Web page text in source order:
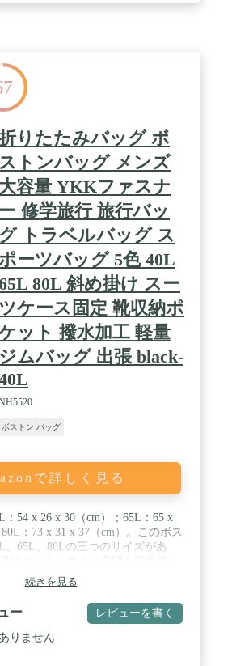
ます。もう一方側面のポケットに
帯、筆記用具などが収納でき、小
とても便利な機能になっていま
トにもお勧めの一品 】本革だから
ろんな場合に使えます。大切な人
て多くのお客様にご愛用いただき
レンタインデイー、クリスマス、
贈り物にも最適です。プレゼント
です。 / 【安心保証】商品をご購
証サービスが付いています、保証
や故障等が発生したら、無料交換
対応致します。
りたたみバッグ ボ
ストンバッグ メンズ
大容量 YKKファスナ
ー 修学旅行 旅行バッ
グ トラベルバッグ ス
ーツバッグ 5色 40L
80L 斜め掛け スー
ツケース固定 靴収納ポ
ット 撥水加工 軽量
ジムバッグ 出張 black-
ボストン バッグ
で詳しく見る
：54 x 26 x 30（cm）；65L：65 x
：73 x 31 x 37（cm）。このボス
、65L、80Lの三つのサイズがあ
ットもつき、濡れた靴や汚れた靴
て、シンプルで収納できます。
間の短距離旅行に最適、60Lと80L
しています。 / 【軽量＆折り畳
0.8kg。軽量で持ち運びやすい折
続きを見る
ー レビューを書く
りません